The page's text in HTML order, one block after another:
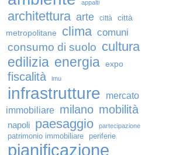
appalti
architettura arte città
città
metropolitane
clima comuni
consumo di suolo cultura
edilizia energia expo
fiscalità imu
infrastrutture
mercato
immobiliare milano mobilità
napoli paesaggio partecipazione
patrimonio immobiliare periferie
pianificazione